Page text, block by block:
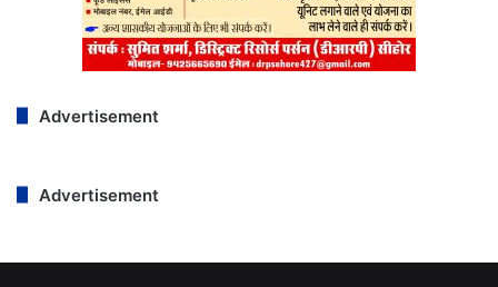
Advertisement
Advertisement